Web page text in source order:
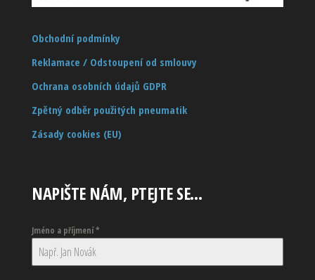
Obchodní podmínky
Reklamace / Odstoupení od smlouvy
Ochrana osobních údajů GDPR
Zpětný odběr použitých pneumatik
Zásady cookies (EU)
NAPIŠTE NÁM, PTEJTE SE…
Jméno a příjmení*